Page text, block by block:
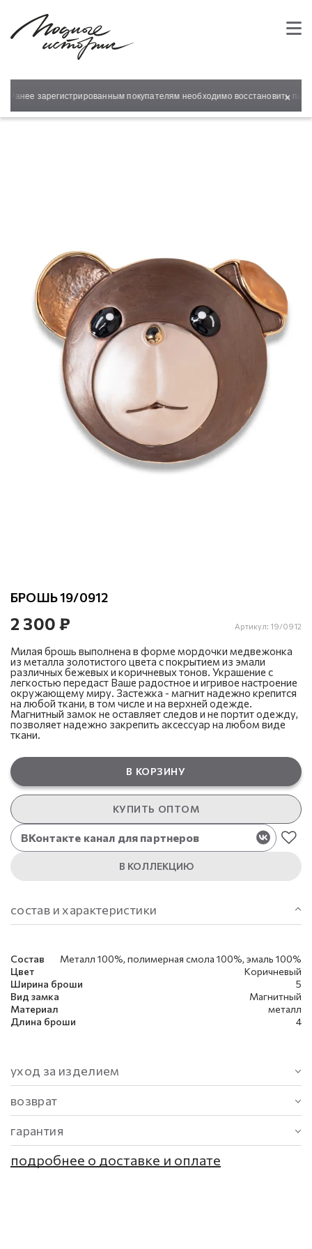
зарегистрированным покупателям необходимо восстановить×
БРОШЬ 19/0912
2 300 ₽ Артикул: 19/0912
Милая брошь выполнена в форме мордочки медвежонка
из металла золотистого цвета с покрытием из эмали
различных бежевых и коричневых тонов. Украшение с
легкостью передаст Ваше радостное и игривое настроение
окружающему миру. Застежка - магнит надежно крепится
на любой ткани, в том числе и на верхней одежде.
Магнитный замок не оставляет следов и не портит одежду,
позволяет надежно закрепить аксессуар на любом виде
ткани.
В КОРЗИНУ
КУПИТЬ ОПТОМ
ВКонтакте канал для партнеров
В КОЛЛЕКЦИЮ
состав и характеристики
Состав
Металл 100%, полимерная смола 100%, эмаль 100%
Цвет
Коричневый
Ширина броши
5
Вид замка
Магнитный
Материал
металл
Длина броши
4
уход за изделием
возврат
гарантия
подробнее о доставке и оплате